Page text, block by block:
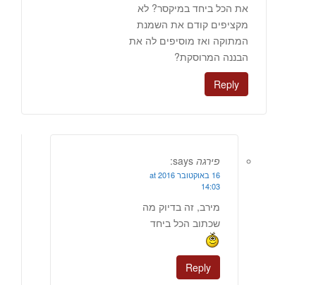
את הכל ביחד במיקסר? לא
מקציפים קודם את השמנת
המתוקה ואז מוסיפים לה את
הבננה המרוסקת?
Reply
פירגה says:
16 באוקטובר 2016 at
14:03
מירב, זה בדיוק מה
שכתוב הכל ביחד
Reply